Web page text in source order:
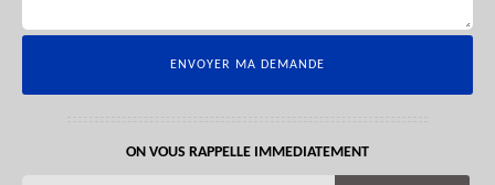
ON VOUS RAPPELLE IMMEDIATEMENT